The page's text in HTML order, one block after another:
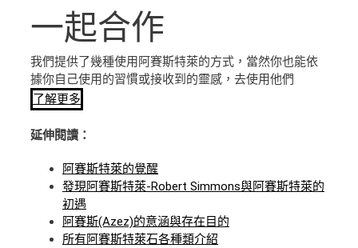
一起合作
我們提供了幾種使用阿賽斯特萊的方式，當然你也能依
據你自己使用的習慣或接收到的靈感，去使用他們
了解更多
延伸閱讀：
阿賽斯特萊的覺醒
發現阿賽斯特萊-Robert Simmons與阿賽斯特萊的
初遇
阿賽斯(Azez)的意涵與存在目的
所有阿賽斯特萊石各種類介紹